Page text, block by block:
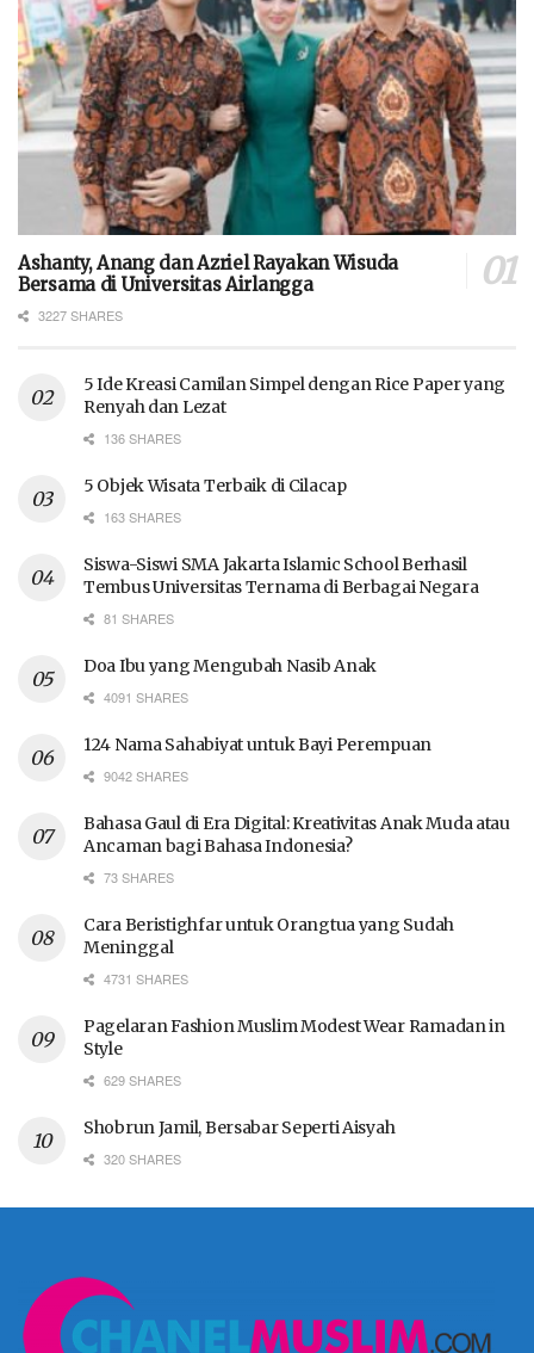
Ashanty, Anang dan Azriel Rayakan Wisuda
Bersama di Universitas Airlangga
3227 SHARES
5 Ide Kreasi Camilan Simpel dengan Rice Paper yang
Renyah dan Lezat
136 SHARES
5 Objek Wisata Terbaik di Cilacap
163 SHARES
Siswa-Siswi SMA Jakarta Islamic School Berhasil
Tembus Universitas Ternama di Berbagai Negara
81 SHARES
Doa Ibu yang Mengubah Nasib Anak
4091 SHARES
124 Nama Sahabiyat untuk Bayi Perempuan
9042 SHARES
Bahasa Gaul di Era Digital: Kreativitas Anak Muda atau
Ancaman bagi Bahasa Indonesia?
73 SHARES
Cara Beristighfar untuk Orangtua yang Sudah
Meninggal
4731 SHARES
Pagelaran Fashion Muslim Modest Wear Ramadan in
Style
629 SHARES
Shobrun Jamil, Bersabar Seperti Aisyah
320 SHARES